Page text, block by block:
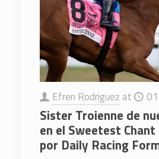
Efren Rodriguez at
Sister Troienne de
en el Sweetest
por Daily Racing